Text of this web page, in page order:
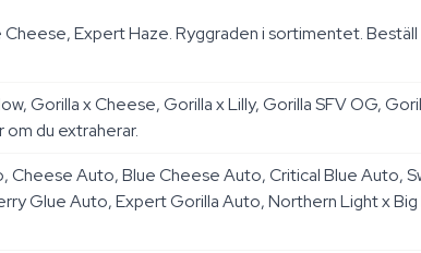
Expert Haze. Ryggraden i sortimentet. Beställ
Gorilla x Cheese, Gorilla x Lilly, Gorilla SFV OG,
om du extraherar.
Cheese Auto, Blue Cheese Auto, Critical Blue Auto,
Glue Auto, Expert Gorilla Auto, Northern Light x Big